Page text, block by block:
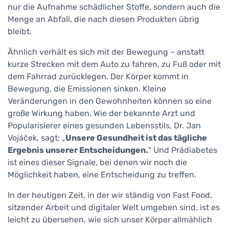
nur die Aufnahme schädlicher Stoffe, sondern auch die
Menge an Abfall, die nach diesen Produkten übrig
bleibt.
Ähnlich verhält es sich mit der Bewegung – anstatt
kurze Strecken mit dem Auto zu fahren, zu Fuß oder mit
dem Fahrrad zurücklegen. Der Körper kommt in
Bewegung, die Emissionen sinken. Kleine
Veränderungen in den Gewohnheiten können so eine
große Wirkung haben. Wie der bekannte Arzt und
Popularisierer eines gesunden Lebensstils, Dr. Jan
Vojáček, sagt: „Unsere Gesundheit ist das tägliche
Ergebnis unserer Entscheidungen." Und Prädiabetes
ist eines dieser Signale, bei denen wir noch die
Möglichkeit haben, eine Entscheidung zu treffen.
In der heutigen Zeit, in der wir ständig von Fast Food,
sitzender Arbeit und digitaler Welt umgeben sind, ist es
leicht zu übersehen, wie sich unser Körper allmählich